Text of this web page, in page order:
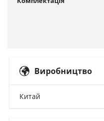
Виробництво
Китай